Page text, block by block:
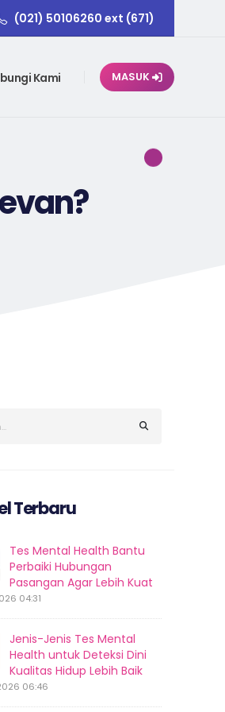
(021) 50106260 ext (671)
Kami MASUK
Terbaru
Tes Mental Health Bantu
Perbaiki Hubungan
Pasangan Agar Lebih Kuat
04:31
Jenis-Jenis Tes Mental
Health untuk Deteksi Dini
Kualitas Hidup Lebih Baik
06:46